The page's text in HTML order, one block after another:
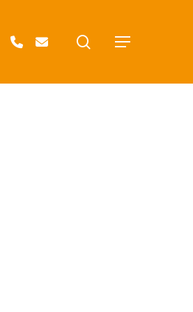
Menu
search
PHONEEMAIL